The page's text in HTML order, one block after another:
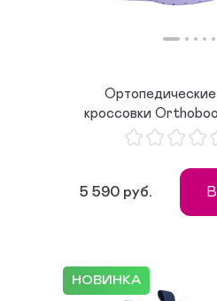
кроссовки
лаванд...
5 590 руб.
НОВИНКА